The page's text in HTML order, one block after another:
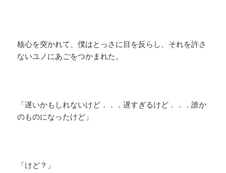
核心を突かれて、僕はとっさに目を反らし、それを許さ
ないユノにあごをつかまれた。
「遅いかもしれないけど．．．遅すぎるけど．．．誰か
のものになったけど」
「けど？」